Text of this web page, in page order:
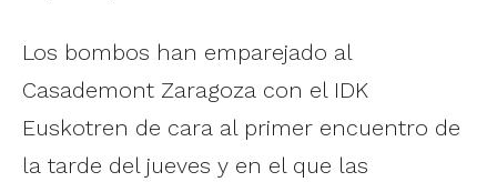
Los bombos han emparejado al
Casademont Zaragoza con el IDK
Euskotren de cara al primer encuentro de
la tarde del jueves y en el que las